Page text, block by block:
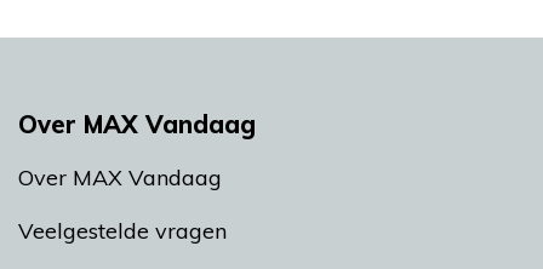
Over MAX Vandaag
Over MAX Vandaag
Veelgestelde vragen